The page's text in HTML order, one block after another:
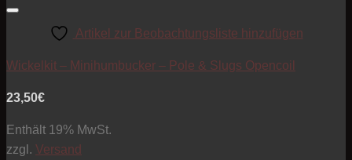
Artikel zur Beobachtungsliste hinzufügen
Wickelkit – Minihumbucker – Pole & Slugs Opencoil
23,50€
Enthält 19% MwSt.
zzgl. Versand